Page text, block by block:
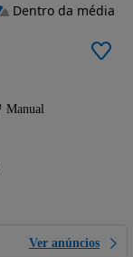
Manual
Ver anúncios
Dentro da média